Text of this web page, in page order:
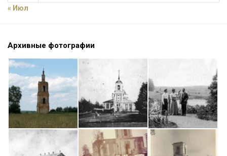
« Июл
Архивные фотографии